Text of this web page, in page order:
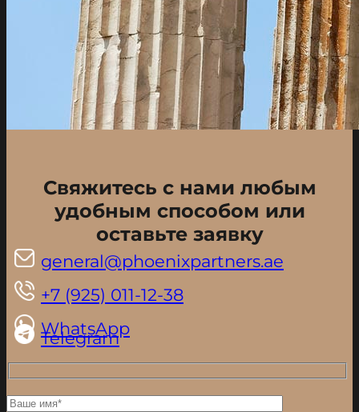
Свяжитесь с нами любым
удобным способом или
оставьте заявку
general@phoenixpartners.ae
+7 (925) 011-12-38
WhatsApp
Telegram